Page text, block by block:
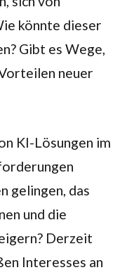
könnte dieser
Gibt es Wege,
neuer
KI-Lösungen im
gelingen, das
und die
Derzeit
Interesses an